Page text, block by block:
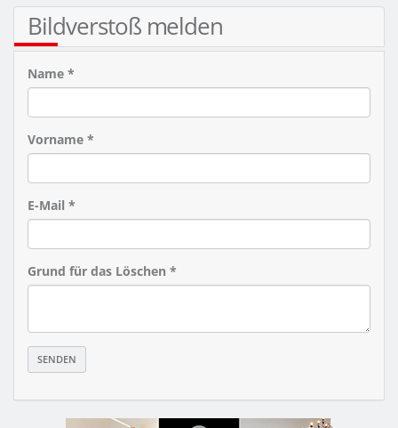
Bildverstoß melden
Name *
Vorname *
E-Mail *
Grund für das Löschen *